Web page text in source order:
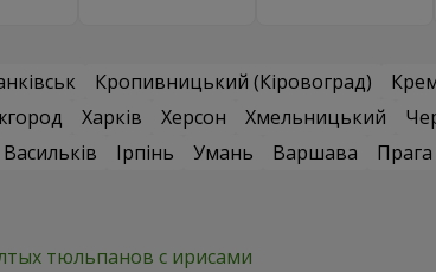
Кропивницький (Кіровоград)
Харків Херсон Хмельницький
Васильків Ірпінь Умань Варшава Прага
тюльпанов с ирисами